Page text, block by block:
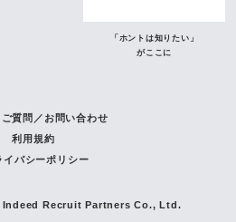
「ホントは知りたい」
がここに
Indeed Recruit Partners Co., Ltd.
ご質問／お問い合わせ
利用規約
イバシーポリシー